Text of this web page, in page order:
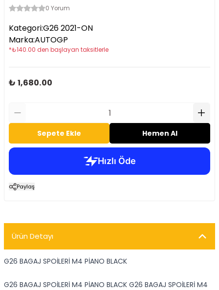
0 Yorum
Kategori:G26 2021-ON
Marka:AUTOGP
*₺140.00 den başlayan taksitlerle
₺ 1,680.00
Sepete Ekle Hemen Al
Paylaş
Ürün Detayı
G26 BAGAJ SPOİLERİ M4 PİANO BLACK
G26 BAGAJ SPOİLERİ M4 PİANO BLACK G26 BAGAJ SPOİLERİ M4